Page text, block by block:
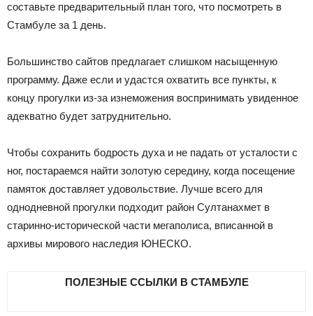
составьте предварительный план того, что посмотреть в
Стамбуле за 1 день.
Большинство сайтов предлагает слишком насыщенную
программу. Даже если и удастся охватить все пункты, к
концу прогулки из-за изнеможения воспринимать увиденное
адекватно будет затруднительно.
Чтобы сохранить бодрость духа и не падать от усталости с
ног, постараемся найти золотую середину, когда посещение
памяток доставляет удовольствие. Лучше всего для
однодневной прогулки подходит район Султанахмет в
старинно-исторической части мегаполиса, вписанной в
архивы мирового наследия ЮНЕСКО.
ПОЛЕЗНЫЕ ССЫЛКИ В СТАМБУЛЕ